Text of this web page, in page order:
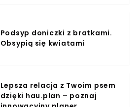
Podsyp doniczki z bratkami.
Obsypią się kwiatami
Lepsza relacja z Twoim psem
dzięki hau.plan – poznaj